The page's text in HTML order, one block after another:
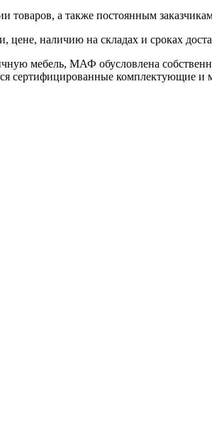
товаров, а также постоянным
цене, наличию на складах и сроках
мебель, МАФ обусловлена
сертифицированные комплектующие и